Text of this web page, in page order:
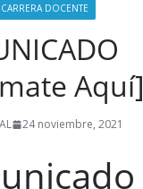
CARRERA DOCENTE
Aquí]
24 noviembre, 2021